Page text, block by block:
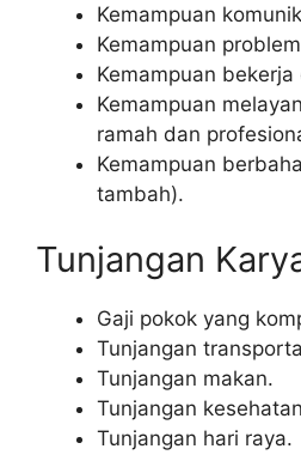
Kemampuan
Kemampuan
Kemampuan
Kemampuan
ramah dan
Kemampuan
tambah).
Tunjangan
Gaji pokok yang
Tunjangan
Tunjangan makan.
Tunjangan
Tunjangan hari raya.